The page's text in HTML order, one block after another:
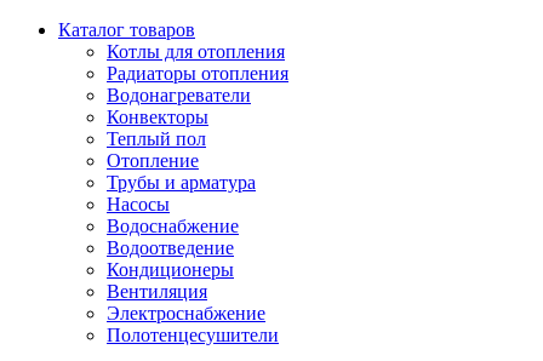
Каталог товаров
Котлы для отопления
Радиаторы отопления
Водонагреватели
Конвекторы
Теплый пол
Отопление
Трубы и арматура
Насосы
Водоснабжение
Водоотведение
Кондиционеры
Вентиляция
Электроснабжение
Полотенцесушители